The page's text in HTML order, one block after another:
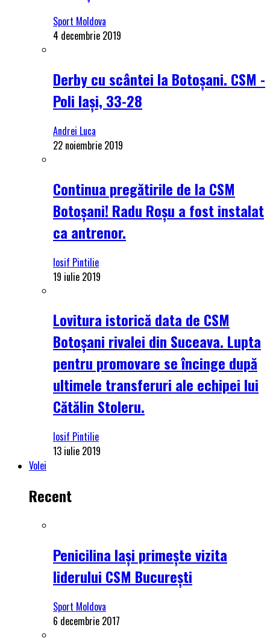
Sport Moldova
4 decembrie 2019
Derby cu scântei la Botoșani. CSM -
Poli Iași, 33-28
Andrei Luca
22 noiembrie 2019
Continua pregătirile de la CSM
Botoșani! Radu Roșu a fost instalat
ca antrenor.
Iosif Pintilie
19 iulie 2019
Lovitura istorică data de CSM
Botoșani rivalei din Suceava. Lupta
pentru promovare se încinge după
ultimele transferuri ale echipei lui
Cătălin Stoleru.
Iosif Pintilie
13 iulie 2019
Volei
Recent
Penicilina Iași primește vizita
liderului CSM București
Sport Moldova
6 decembrie 2017